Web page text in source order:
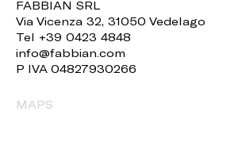
FABBIAN SRL
Via Vicenza 32, 31050 Vedelago
Tel +39 0423 4848
info@fabbian.com
P IVA 04827930266
MAPS